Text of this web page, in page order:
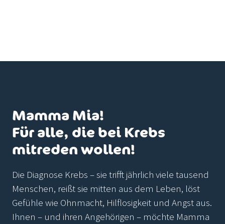
Mamma Mia!
Für alle, die bei Krebs
mitreden wollen!
Die Diagnose Krebs – sie trifft jährlich viele tausend
Menschen, reißt sie mitten aus dem Leben, löst
Gefühle wie Ohnmacht, Hilflosigkeit und Angst aus.
Ihnen – und ihren Angehörigen – möchte Mamma